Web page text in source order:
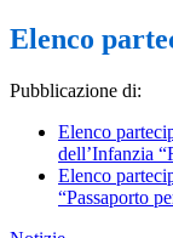
Elenco
Pubblicazione di:
Elenco
dell’Infanzia
Elenco
“Passaporto